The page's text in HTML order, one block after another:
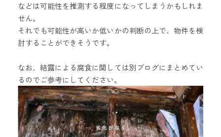
などは可能性を推測する程度になってしまうかもしれま
せん。
それでも可能性が高いか低いかの判断の上で、物件を検
討することができそうです。
なお、結露による腐食に関しては別ブログにまとめてい
るのでご参考にしてください。